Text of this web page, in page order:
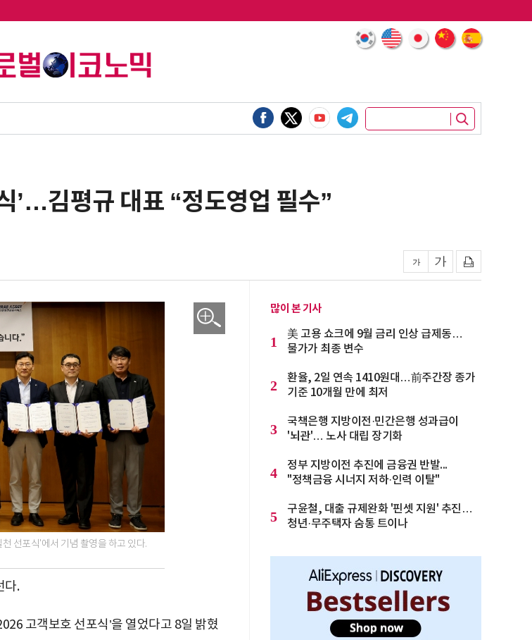
’…김평규 대표 “정도영업 필수”
선포식'에서 기념 촬영을 하고 있다.
다.
고객보호 선포식’을 열었다고 8일 밝혔
많이 본 기사
1
美 고용 쇼크에 9월 금리 인상 급제동…
물가가 최종 변수
2
환율, 2일 연속 1410원대…前주간장 종가
기준 10개월 만에 최저
3
국책은행 지방이전·민간은행 성과급이
'뇌관'… 노사 대립 장기화
4
정부 지방이전 추진에 금융권 반발...
"정책금융 시너지 저하·인력 이탈"
5
구윤철, 대출 규제완화 '핀셋 지원' 추진…
청년·무주택자 숨통 트이나